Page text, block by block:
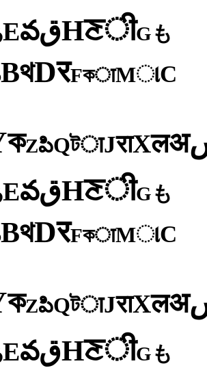
EవقHਣीGも
BথDरFকाMાC
কZపిQটाJराXलअ
EవقHਣीGも
BথDरFকाMાC
কZపిQটाJराXलअ
EవقHਣीGも